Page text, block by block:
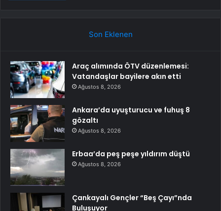
Son Eklenen
Araç alımında ÖTV düzenlemesi:
Vatandaşlar bayilere akın etti
Ağustos 8, 2026
Ankara’da uyuşturucu ve fuhuş 8
gözaltı
Ağustos 8, 2026
Erbaa’da peş peşe yıldırım düştü
Ağustos 8, 2026
Çankayalı Gençler “Beş Çayı”nda
Buluşuyor